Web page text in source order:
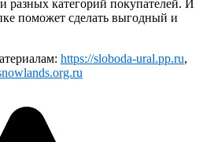
разных категорий покупателей. И
поможет сделать выгодный и
https://sloboda-ural.pp.ru,